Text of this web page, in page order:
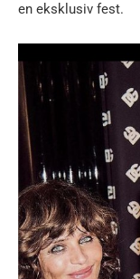
en eksklusiv fest.